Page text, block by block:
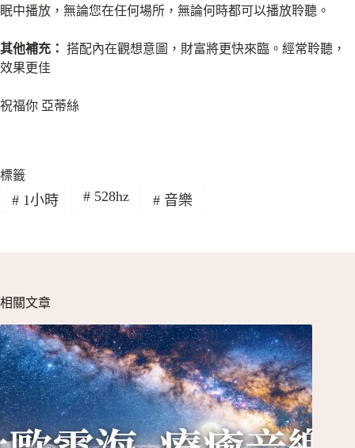
眠中播放，無論您在任何場所，無論何時都可以播放聆聽。
其他補充： 搭配內在觀想意圖，財富將更快來臨。經常聆聽，
效果更佳
祝福你 亞蒂絲
標籤
# 1小時 #528hz # 音樂
相關文章